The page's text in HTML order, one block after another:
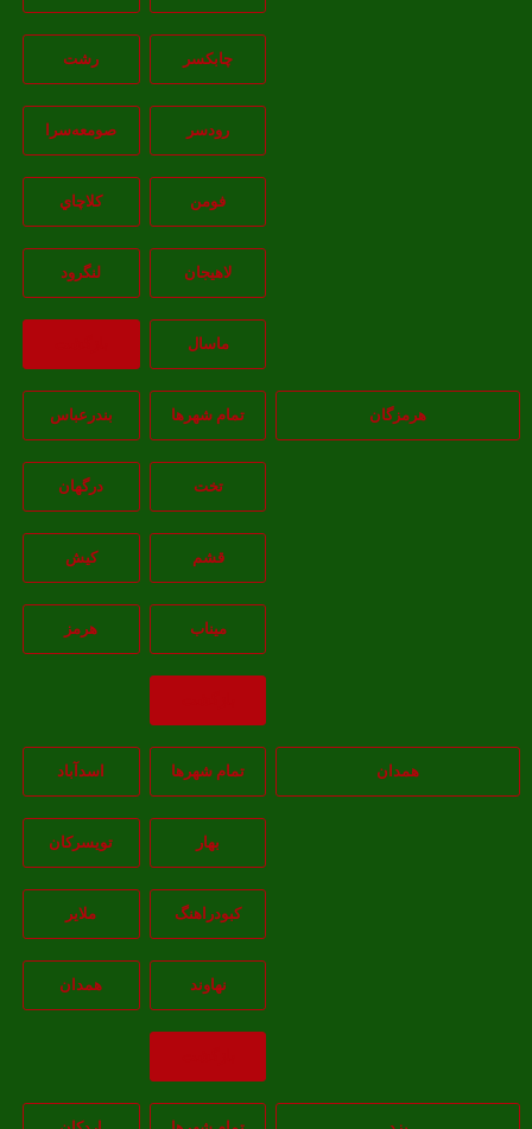
چابکسر رشت
رودسر صومعه‌سرا
فومن کلاچاي
لاهيجان لنگرود
ماسال
هرمزگان تمام شهر‌ها بندرعباس
درگهان
قشم کيش
ميناب هرمز
همدان تمام شهر‌ها اسدآباد
تويسرکان
کبودراهنگ
نهاوند همدان